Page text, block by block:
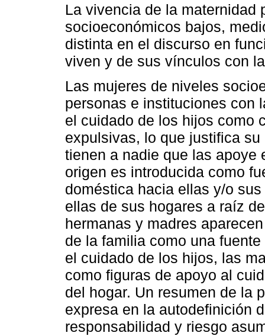
La vivencia de la maternidad
socioeconómicos bajos,
distinta en el discurso en
viven y de sus vínculos con
Las mujeres de niveles
personas e instituciones con
el cuidado de los hijos como
expulsivas, lo que justifica
tienen a nadie que las apoye
origen es introducida como
doméstica hacia ellas y/o
ellas de sus hogares a raíz
hermanas y madres
de la familia como una
el cuidado de los hijos, las
como figuras de apoyo al
del hogar. Un resumen de la
expresa en la autodefinición
responsabilidad y riesgo